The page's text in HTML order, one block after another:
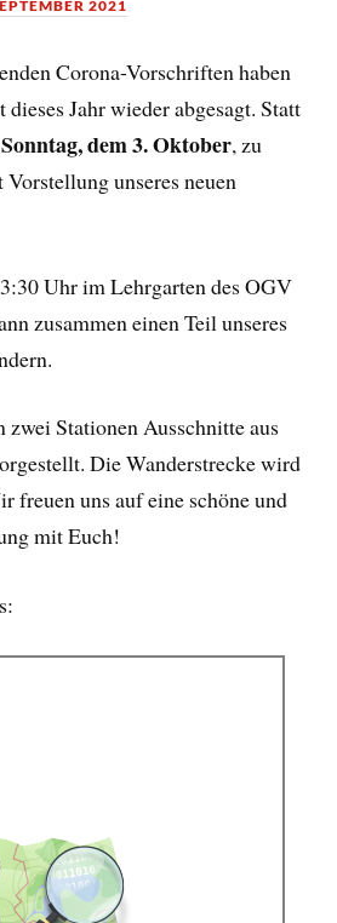
2021
Corona-Vorschriften haben
Jahr wieder abgesagt. Statt
Sonntag, dem 3. Oktober, zu
unseres neuen
Uhr im Lehrgarten des OGV
zusammen einen Teil unseres
zwei Stationen Ausschnitte aus
Die Wanderstrecke wird
freuen uns auf eine schöne und
mit Euch!